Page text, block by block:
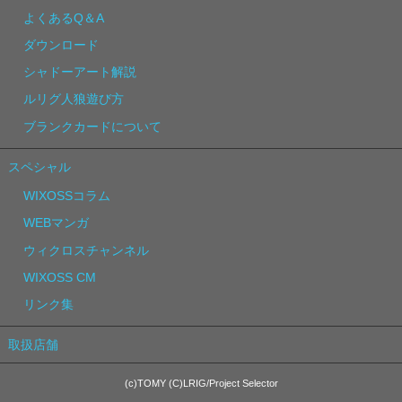
よくあるQ＆A
ダウンロード
シャドーアート解説
ルリグ人狼遊び方
ブランクカードについて
スペシャル
WIXOSSコラム
WEBマンガ
ウィクロスチャンネル
WIXOSS CM
リンク集
取扱店舗
(c)TOMY (C)LRIG/Project Selector